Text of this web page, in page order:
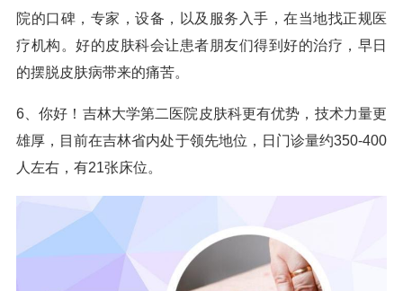
院的口碑，专家，设备，以及服务入手，在当地找正规医
疗机构。好的皮肤科会让患者朋友们得到好的治疗，早日
的摆脱皮肤病带来的痛苦。
6、你好！吉林大学第二医院皮肤科更有优势，技术力量更
雄厚，目前在吉林省内处于领先地位，日门诊量约350-400
人左右，有21张床位。